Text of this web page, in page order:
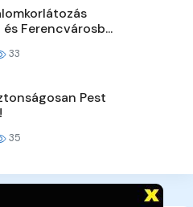
Ferencvárosb...
33
Pest
35